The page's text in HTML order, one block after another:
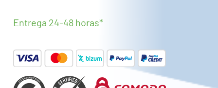
Entrega 24-48 horas*